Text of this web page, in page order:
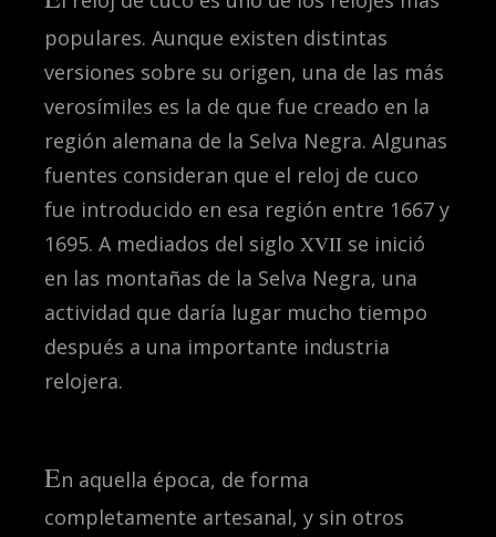
populares. Aunque existen distintas
versiones sobre su origen, una de las más
verosímiles es la de que fue creado en la
región alemana de la Selva Negra. Algunas
fuentes consideran que el reloj de cuco
fue introducido en esa región entre 1667 y
1695. A mediados del siglo XVII se inició
en las montañas de la Selva Negra, una
actividad que daría lugar mucho tiempo
después a una importante industria
relojera.
En aquella época, de forma
completamente artesanal, y sin otros